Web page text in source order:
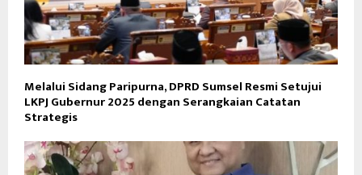
Melalui Sidang Paripurna, DPRD Sumsel Resmi Setujui
LKPJ Gubernur 2025 dengan Serangkaian Catatan
Strategis